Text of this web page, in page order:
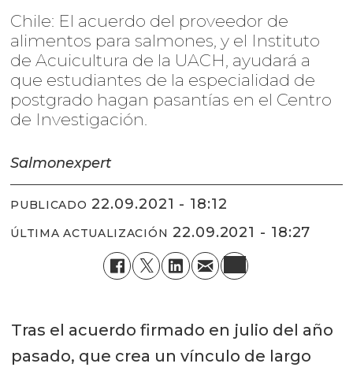
Chile: El acuerdo del proveedor de
alimentos para salmones, y el Instituto
de Acuicultura de la UACH, ayudará a
que estudiantes de la especialidad de
postgrado hagan pasantías en el Centro
de Investigación.
Salmonexpert
PUBLICADO 22.09.2021 - 18:12
ÚLTIMA ACTUALIZACIÓN 22.09.2021 - 18:27
Tras el acuerdo firmado en julio del año
pasado, que crea un vínculo de largo